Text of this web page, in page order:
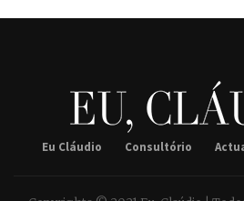
Eu Cláudio Consultório